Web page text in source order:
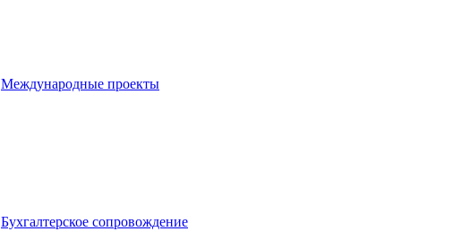
Международные проекты
Бухгалтерское сопровождение